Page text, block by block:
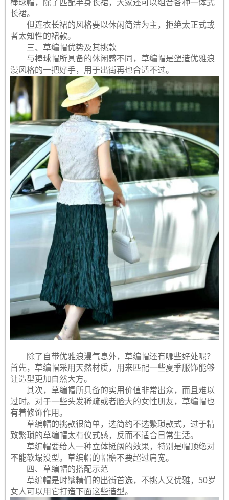
棒球帽，除了匹配半身长裙，大家还可以组合各种一体式
长裙。
但连衣长裙的风格要以休闲简洁为主，拒绝太正式或
者太知性的裙款。
三、草编帽优势及其挑款
与棒球帽所具备的休闲感不同，草编帽是塑造优雅浪
漫风格的一把好手，用于出街再也合适不过。
除了自带优雅浪漫气息外，草编帽还有哪些好处呢？
首先，草编帽采用天然材质，用来匹配一些夏季服饰能够
让造型更加自然大方。
其次，草编帽所具备的实用价值非常出众，而且难以
过时。对于一些头发稀疏或者脸大的女性朋友，草编帽也
有着修饰作用。
草编帽的挑款很简单，选简约不选繁琐款式，过于精
致繁琐的草编帽太有仪式感，反而不适合日常生活。
草编帽要给人一种立体挺阔的效果，特别是帽顶绝对
不能软塌没型。草编帽的帽檐不要超过肩宽。
四、草编帽的搭配示范
草编帽是时髦精们的出街首选，不挑人又优雅，50岁
女人可以用它打造下面这些造型。